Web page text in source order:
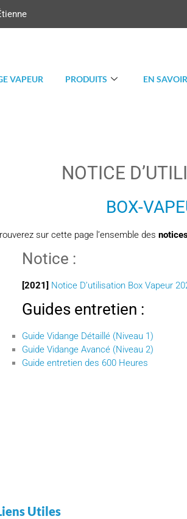
VAPEUR PRODUITS EN
NOTICE
BOX-
sur cette page l’ensemble des
Notice :
[2021] Notice D’utilisation Box Vapeur
Guides entretien :
Guide Vidange Détaillé (Niveau 1)
Guide Vidange Avancé (Niveau 2)
Guide entretien des 600 Heures
Utiles